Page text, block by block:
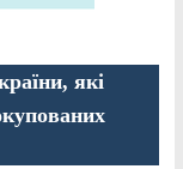
які